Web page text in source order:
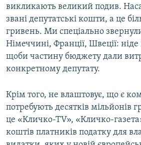
викликають великий подив.
звані депутатські кошти, а це
гривень. Ми спеціально
Німеччині, Франції, Швеції:
щоби частину бюджету дали
конкретному депутату.
Крім того, не влаштовує, що є
потребують десятків мільйонів
це «Кличко-ТV», «Кличко-
коштів платників податку для